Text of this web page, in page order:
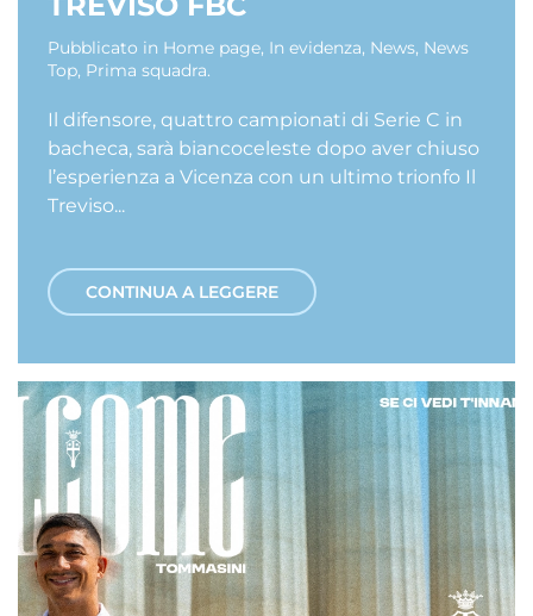
Pubblicato in Home page, In evidenza, News, News
Top, Prima squadra.
Il difensore, quattro campionati di Serie C in
bacheca, sarà biancoceleste dopo aver chiuso
l’esperienza a Vicenza con un ultimo trionfo Il
Treviso...
CONTINUA A LEGGERE